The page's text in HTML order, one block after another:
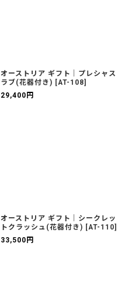
オーストリア ギフト｜プレシャス
ラブ(花器付き) [AT-108]
29,400 円
オーストリア ギフト｜シークレッ
トクラッシュ(花器付き) [AT-110]
33,500 円